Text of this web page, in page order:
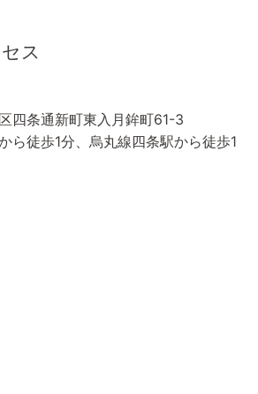
ス
四条通新町東入月鉾町61-3
ら徒歩1分、烏丸線四条駅から徒歩1